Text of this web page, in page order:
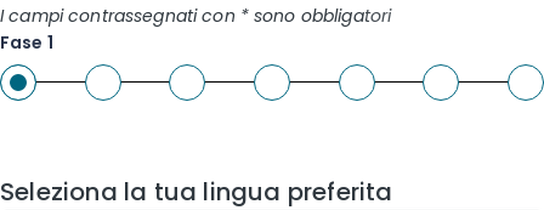
I campi contrassegnati con * sono obbligatori
Fase 1
Seleziona la tua lingua preferita